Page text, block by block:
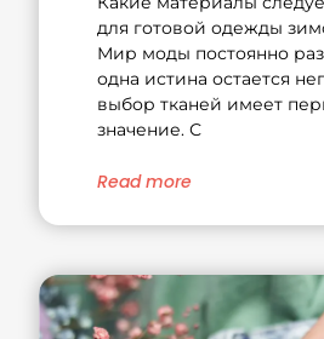
для готовой одежды
Мир моды постоянно
одна истина остается
выбор тканей имеет
значение. С
Read more